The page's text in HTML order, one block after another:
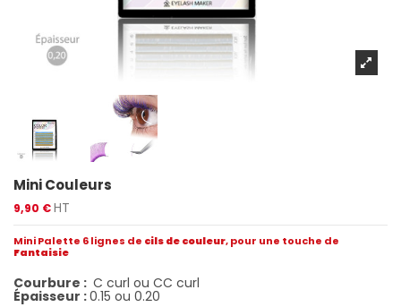
Mini Couleurs
9,90 €HT
Mini Palette 6 lignes de cils de couleur, pour une touche de
Fantaisie
Courbure : C curl ou CC curl
Épaisseur :0.15 ou 0.20